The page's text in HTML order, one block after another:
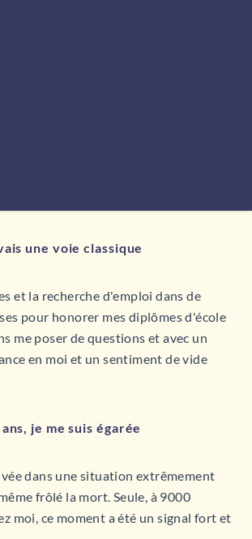
une voie classique
et la recherche d'emploi dans de
pour honorer mes diplômes d'école
me poser de questions et avec un
en moi et un sentiment de vide
je me suis égarée
dans une situation extrêmement
frôlé la mort. Seule, à 9000
moi, ce moment a été un signal fort et